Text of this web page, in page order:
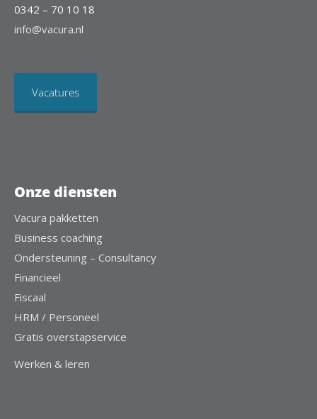
0342 – 70 10 18
info@vacura.nl
Vacatures
Onze diensten
Vacura pakketten
Business coaching
Ondersteuning – Consultancy
Financieel
Fiscaal
HRM / Personeel
Gratis overstapservice
Werken & leren